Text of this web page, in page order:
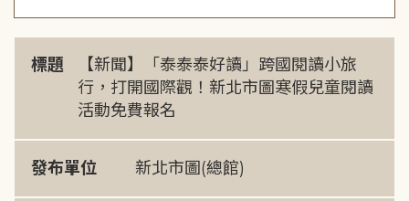
標題
【新聞】「泰泰泰好讀」跨國閱讀小旅
行，打開國際觀！新北市圖寒假兒童閱讀
活動免費報名
發布單位 新北市圖(總館)